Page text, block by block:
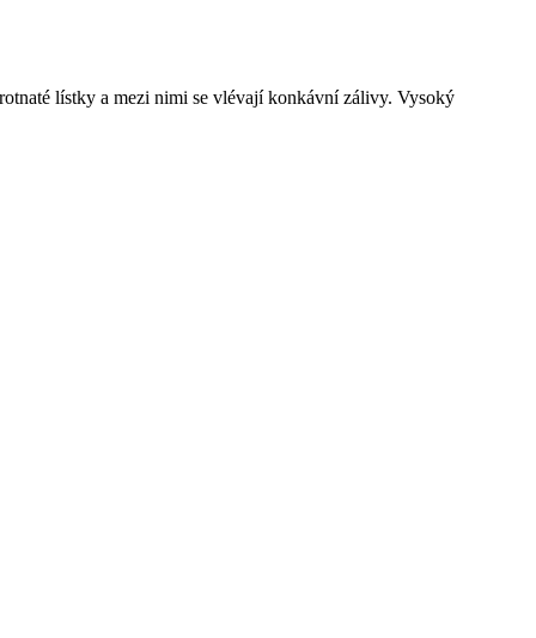
lístky a mezi nimi se vlévají konkávní zálivy. Vysoký